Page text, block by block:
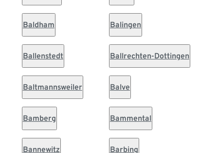
Baldham Balingen
Ballenstedt Ballrechten-Dottingen
Baltmannsweiler Balve
Bamberg Bammental
Bannewitz Barbing